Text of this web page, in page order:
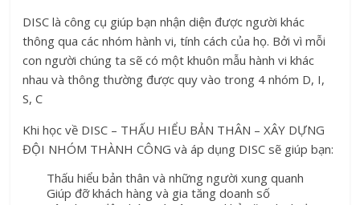
DISC là công cụ giúp bạn nhận diện được người khác
thông qua các nhóm hành vi, tính cách của họ. Bởi vì mỗi
con người chúng ta sẽ có một khuôn mẫu hành vi khác
nhau và thông thường được quy vào trong 4 nhóm D, I,
S, C
Khi học về DISC – THẤU HIỂU BẢN THÂN – XÂY DỰNG
ĐỘI NHÓM THÀNH CÔNG và áp dụng DISC sẽ giúp bạn:
Thấu hiểu bản thân và những người xung quanh
Giúp đỡ khách hàng và gia tăng doanh số